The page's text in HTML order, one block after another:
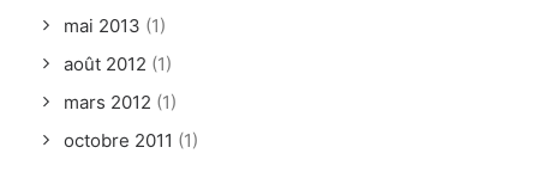
mai 2013 (1)
août 2012 (1)
mars 2012 (1)
octobre 2011 (1)